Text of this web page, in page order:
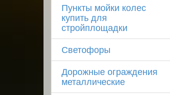
Пункты мойки колес
купить для
стройплощадки
Светофоры
Дорожные ограждения
металлические